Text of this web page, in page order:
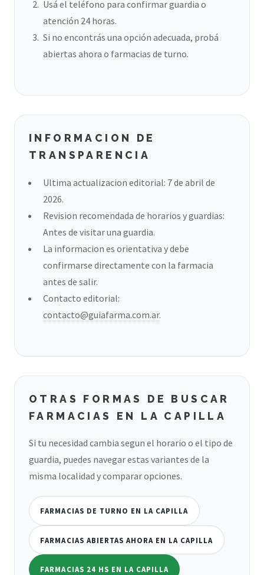
Usá el teléfono para confirmar guardia o
atención 24 horas.
Si no encontrás una opción adecuada, probá
abiertas ahora o farmacias de turno.
INFORMACION DE
TRANSPARENCIA
Ultima actualizacion editorial: 7 de abril de
2026.
Revision recomendada de horarios y guardias:
Antes de visitar una guardia.
La informacion es orientativa y debe
confirmarse directamente con la farmacia
antes de salir.
Contacto editorial:
contacto@guiafarma.com.ar.
OTRAS FORMAS DE BUSCAR
FARMACIAS EN LA CAPILLA
Si tu necesidad cambia segun el horario o el tipo de
guardia, puedes navegar estas variantes de la
misma localidad y comparar opciones.
FARMACIAS DE TURNO EN LA CAPILLA
FARMACIAS ABIERTAS AHORA EN LA CAPILLA
FARMACIAS 24 HS EN LA CAPILLA